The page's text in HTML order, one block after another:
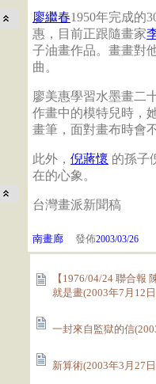
廖繼春1950年完成的
惠，目前正跟隨畫家
子油畫作品。畫畫對
曲。
廖美惠學習水墨畫二
作畫中的模特兒時，
畫筆，面對畫布時會
此外， 倪蔣懷 的孫子
在的心象。
台灣畫派新聞稿
南畫廊 發佈2003/03/26
【1976/04/24 聯合報
就是畫(2003年7月12
一封來自監獄的信
新算術(2003年3月27